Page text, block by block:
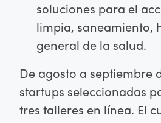
soluciones para el
limpia, saneamiento,
general de la salud.
De agosto a septiembre
startups seleccionadas
tres talleres en línea. El